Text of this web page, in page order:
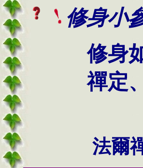
修身小
修身
禪定、般
法爾